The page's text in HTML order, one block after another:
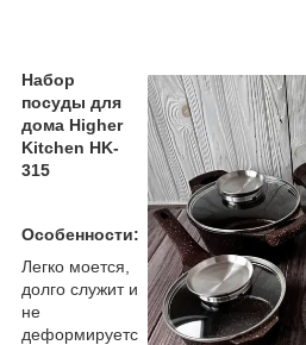
Набор
посуды для
дома Higher
Kitchen HK-
315
Особенности:
Легко моется,
долго служит и
не
деформируетс